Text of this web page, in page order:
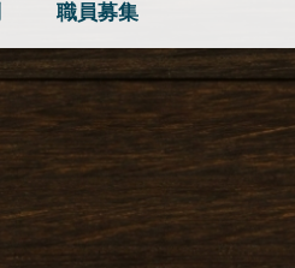
職員募集